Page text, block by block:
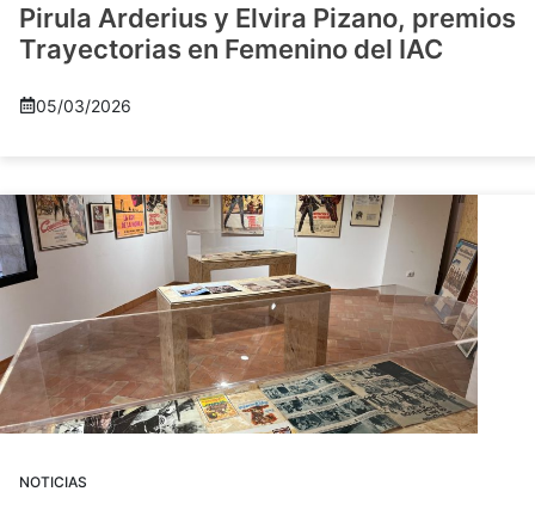
Pirula Arderius y Elvira Pizano, premios
Trayectorias en Femenino del IAC
05/03/2026
NOTICIAS